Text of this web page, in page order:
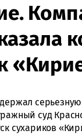
суд
сухариков